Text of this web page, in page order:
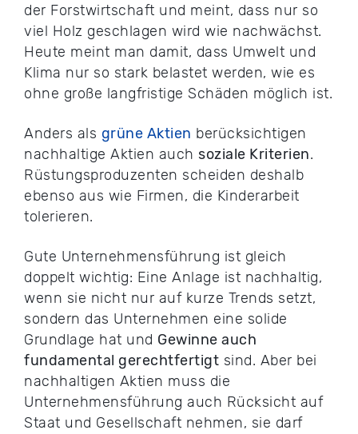
der Forstwirtschaft und meint, dass nur so
viel Holz geschlagen wird wie nachwächst.
Heute meint man damit, dass Umwelt und
Klima nur so stark belastet werden, wie es
ohne große langfristige Schäden möglich ist.
Anders als grüne Aktien berücksichtigen
nachhaltige Aktien auch soziale Kriterien.
Rüstungsproduzenten scheiden deshalb
ebenso aus wie Firmen, die Kinderarbeit
tolerieren.
Gute Unternehmensführung ist gleich
doppelt wichtig: Eine Anlage ist nachhaltig,
wenn sie nicht nur auf kurze Trends setzt,
sondern das Unternehmen eine solide
Grundlage hat und Gewinne auch
fundamental gerechtfertigt sind. Aber bei
nachhaltigen Aktien muss die
Unternehmensführung auch Rücksicht auf
Staat und Gesellschaft nehmen, sie darf